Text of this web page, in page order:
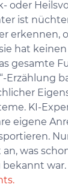
oder
ist
erkennen,
hat
gesamte
Erzählung
KI-
eigene
was
war.